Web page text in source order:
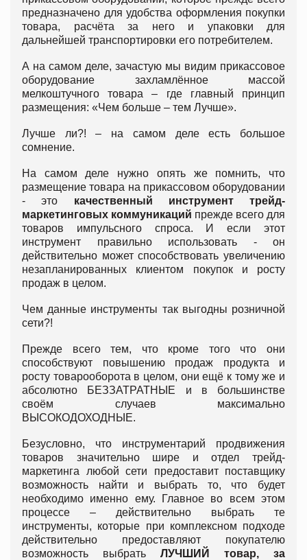
предназначено для удобства оформления покупки
товара, расчёта за него и упаковки для
дальнейшей транспортировки его потребителем.
А на самом деле, зачастую мы видим прикассовое
оборудование захламлённое массой
мелкоштучного товара – где главный принцип
размещения: «Чем больше – тем Лучше».
Лучше ли?! – на самом деле есть большое
сомнение.
На самом деле нужно опять же помнить, что
размещение товара на прикассовом оборудовании
- это качественный инструмент трейд-
маркетинговых коммуникаций прежде всего для
товаров импульсного спроса. И если этот
инструмент правильно использовать - он
действительно может способствовать увеличению
незапланированных клиентом покупок и росту
продаж в целом.
Чем данные инструменты так выгодны розничной
сети?!
Прежде всего тем, что кроме того что они
способствуют повышению продаж продукта и
росту товарооборота в целом, они ещё к тому же и
абсолютно БЕЗЗАТРАТНЫЕ и в большинстве
своём случаев максимально
ВЫСОКОДОХОДНЫЕ.
Безусловно, что инструментарий продвижения
товаров значительно шире и отдел трейд-
маркетинга любой сети предоставит поставщику
возможность найти и выбрать то, что будет
необходимо именно ему. Главное во всем этом
процессе – действительно выбрать те
инструменты, которые при комплексном подходе
действительно предоставляют покупателю
возможность выбрать ЛУЧШИЙ товар, за